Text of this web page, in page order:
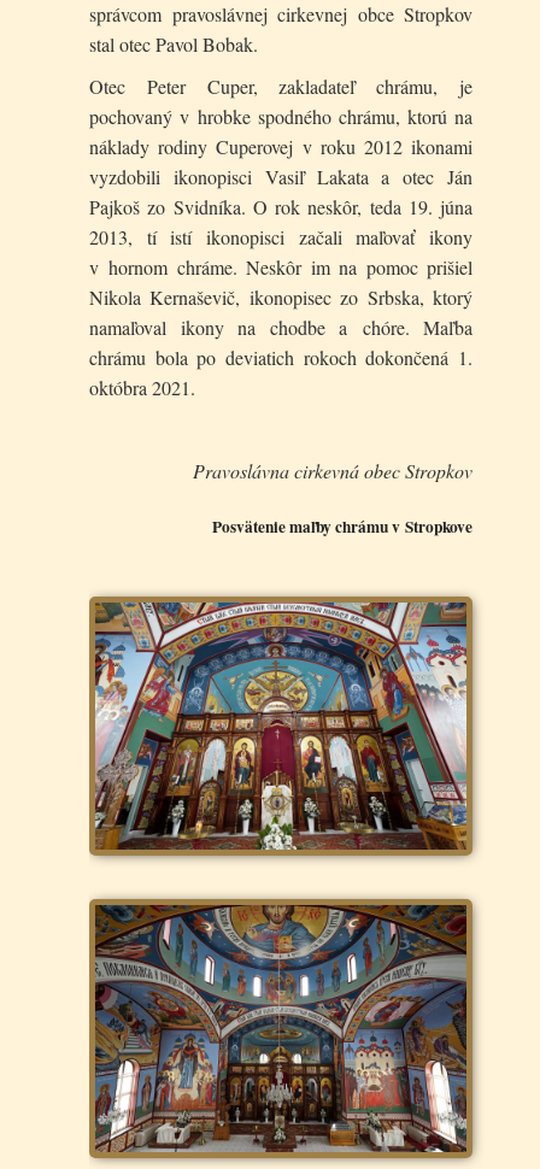
správcom pravoslávnej cirkevnej obce Stropkov
stal otec Pavol Bobak.
Otec Peter Cuper, zakladateľ chrámu, je
pochovaný v hrobke spodného chrámu, ktorú na
náklady rodiny Cuperovej v roku 2012 ikonami
vyzdobili ikonopisci Vasiľ Lakata a otec Ján
Pajkoš zo Svidníka. O rok neskôr, teda 19. júna
2013, tí istí ikonopisci začali maľovať ikony
v hornom chráme. Neskôr im na pomoc prišiel
Nikola Kernaševič, ikonopisec zo Srbska, ktorý
namaľoval ikony na chodbe a chóre. Maľba
chrámu bola po deviatich rokoch dokončená 1.
októbra 2021.
Pravoslávna cirkevná obec Stropkov
Posvätenie maľby chrámu v Stropkove